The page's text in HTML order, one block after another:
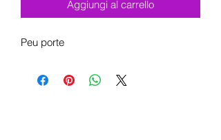
Aggiungi al carrello
Peu porte